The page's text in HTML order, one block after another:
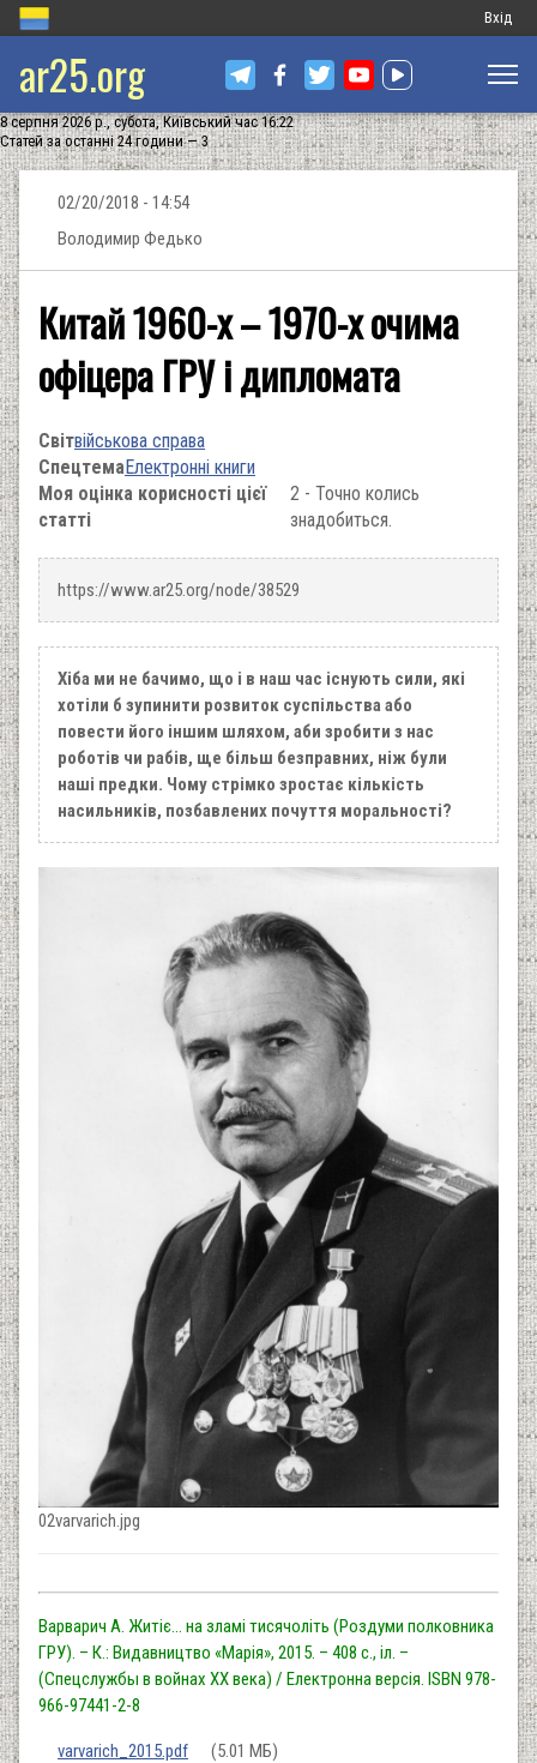
Меню
запису
Вхід
ar25.org
8 серпня 2026 р., субота, Київський час 16:22
Статей за останні 24 години — 3
02/20/2018 - 14:54
Володимир Федько
Китай 1960-х – 1970-х очима
офіцера ГРУ і дипломата
Світвійськова справа
СпецтемаЕлектронні книги
Моя оцінка корисності цієї
статті
2 - Точно колись
знадобиться.
https://www.ar25.org/node/38529
Хіба ми не бачимо, що і в наш час існують сили, які
хотіли б зупинити розвиток суспільства або
повести його іншим шляхом, аби зробити з нас
роботів чи рабів, ще більш безправних, ніж були
наші предки. Чому стрімко зростає кількість
насильників, позбавлених почуття моральності?
02varvarich.jpg
Варварич А. Житіє… на зламі тисячоліть (Роздуми полковника
ГРУ). – К.: Видавництво «Марія», 2015. – 408 с., іл. –
(Спецслужбы в войнах ХХ века) / Електронна версія. ISBN 978-
966-97441-2-8
Document
varvarich_2015.pdf (5.01 МБ)